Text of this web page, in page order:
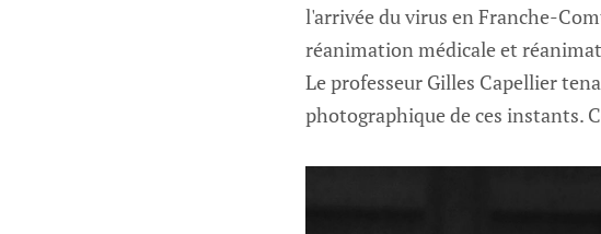
l'arrivée du virus en Franche-
réanimation médicale et
Le professeur Gilles Capellier
photographique de ces instants.